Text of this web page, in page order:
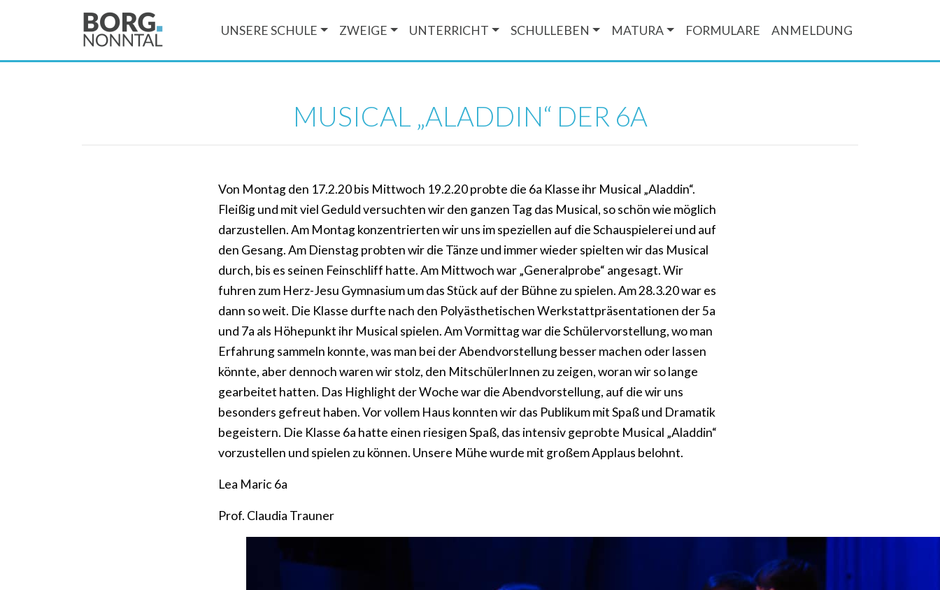
UNSERE SCHULE ZWEIGE UNTERRICHT SCHULLEBEN MATURA FORMULARE ANMELDUNG
MUSICAL „ALADDIN“ DER 6A
Von Montag den 17.2.20 bis Mittwoch 19.2.20 probte die 6a Klasse ihr Musical „Aladdin“.
Fleißig und mit viel Geduld versuchten wir den ganzen Tag das Musical, so schön wie möglich
darzustellen. Am Montag konzentrierten wir uns im speziellen auf die Schauspielerei und auf
den Gesang. Am Dienstag probten wir die Tänze und immer wieder spielten wir das Musical
durch, bis es seinen Feinschliff hatte. Am Mittwoch war „Generalprobe“ angesagt. Wir
fuhren zum Herz-Jesu Gymnasium um das Stück auf der Bühne zu spielen. Am 28.3.20 war es
dann so weit. Die Klasse durfte nach den Polyästhetischen Werkstattpräsentationen der 5a
und 7a als Höhepunkt ihr Musical spielen. Am Vormittag war die Schülervorstellung, wo man
Erfahrung sammeln konnte, was man bei der Abendvorstellung besser machen oder lassen
könnte, aber dennoch waren wir stolz, den MitschülerInnen zu zeigen, woran wir so lange
gearbeitet hatten. Das Highlight der Woche war die Abendvorstellung, auf die wir uns
besonders gefreut haben. Vor vollem Haus konnten wir das Publikum mit Spaß und Dramatik
begeistern. Die Klasse 6a hatte einen riesigen Spaß, das intensiv geprobte Musical „Aladdin“
vorzustellen und spielen zu können. Unsere Mühe wurde mit großem Applaus belohnt.
Lea Maric 6a
Prof. Claudia Trauner